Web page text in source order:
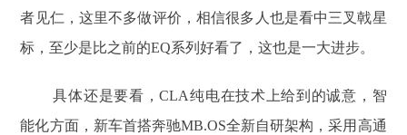
者见仁，这里不多做评价，相信很多人也是看中三叉戟星
标，至少是比之前的EQ系列好看了，这也是一大进步。
具体还是要看，CLA纯电在技术上给到的诚意，智
能化方面，新车首搭奔驰MB.OS全新自研架构，采用高通